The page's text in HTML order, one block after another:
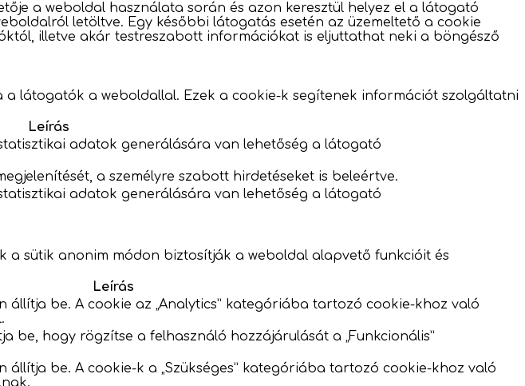
a weboldal használata során és azon keresztül helyez el a látogató
letöltve. Egy későbbi látogatás esetén az üzemeltető a cookie
illetve akár testreszabott információkat is eljuttathat neki a böngésző
látogatók a weboldallal. Ezek a cookie-k segítenek információt szolgáltatni
Leírás
adatok generálására van lehetőség a látogató
a személyre szabott hirdetéseket is beleértve.
adatok generálására van lehetőség a látogató
a sütik anonim módon biztosítják a weboldal alapvető funkcióit és
Leírás
állítja be. A cookie az „Analytics” kategóriába tartozó cookie-khoz való
be, hogy rögzítse a felhasználó hozzájárulását a „Funkcionális”
állítja be. A cookie-k a „Szükséges” kategóriába tartozó cookie-khoz való